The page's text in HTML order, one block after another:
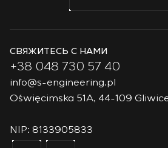
СВЯЖИТЕСЬ С НАМИ
+38 048 730 57 40
info@s-engineering.pl
Oświęcimska 51A, 44-109
NIP: 8133905833